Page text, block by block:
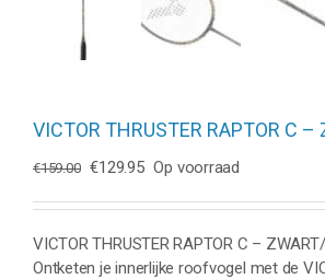
VICTOR THRUSTER RAPTOR C –
€159.00 Oorspronkelijke
was:
€159.00.
€129.95Huidige
is:
€129.95.
Op voorraad
VICTOR THRUSTER RAPTOR C –
Ontketen je innerlijke roofvogel met de